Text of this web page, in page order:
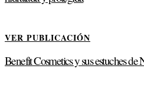
VER PUBLICACIÓN
Benefit Cosmetics y sus estuches de